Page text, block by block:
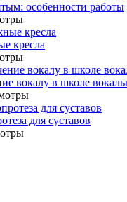
особенности работы
кресла
вокалу в школе
для суставов